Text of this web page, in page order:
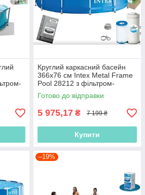
л,
Круглий каркасний басейн
366х76 см Intex Metal Frame
Pool 28212 з фільтром-
насосом 2006 л/год, 6503 л
Готово до відправки
5 975,17 ₴ 7 199 ₴
Купити
–19%